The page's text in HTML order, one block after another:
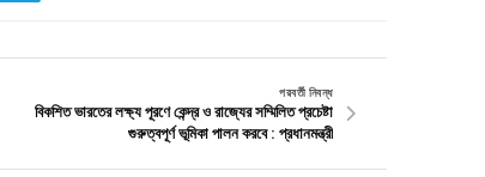
পরবর্তী নিবন্ধ
বিকশিত ভারতের লক্ষ্য পূরণে কেন্দ্র ও রাজ্যের সম্মিলিত প্রচেষ্টা
গুরুত্বপূর্ণ ভূমিকা পালন করবে : প্রধানমন্ত্রী